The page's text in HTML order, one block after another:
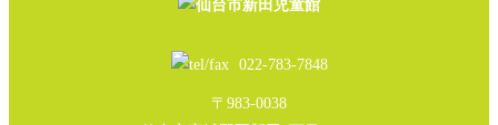
022-783-7848
〒983-0038